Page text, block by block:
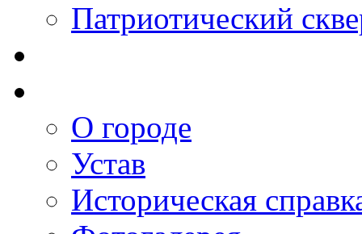
Патриотический
О городе
Устав
Историческая